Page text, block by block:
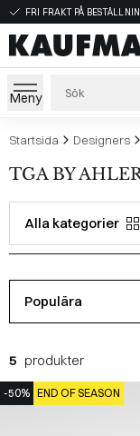
FRI FRAKT PÅ
Meny
Startsida Designers
TGA BY
Alla kategorier
Populära
5 produkter
-50% END OF SEASON